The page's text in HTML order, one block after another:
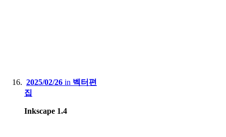
2025/02/26 in 벡터편
집
Inkscape 1.4